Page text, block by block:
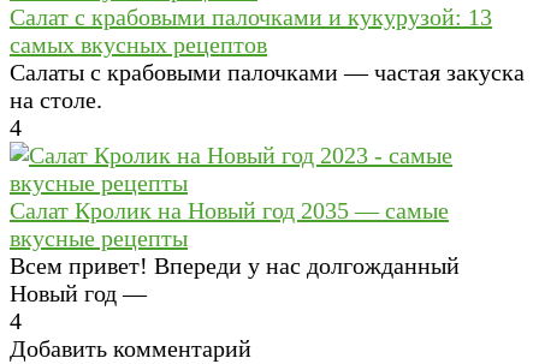
Салат с крабовыми палочками и кукурузой: 13
самых вкусных рецептов
Салаты с крабовыми палочками — частая закуска
на столе.
4
Салат Кролик на Новый год 2035 — самые
вкусные рецепты
Всем привет! Впереди у нас долгожданный
Новый год —
4
Добавить комментарий